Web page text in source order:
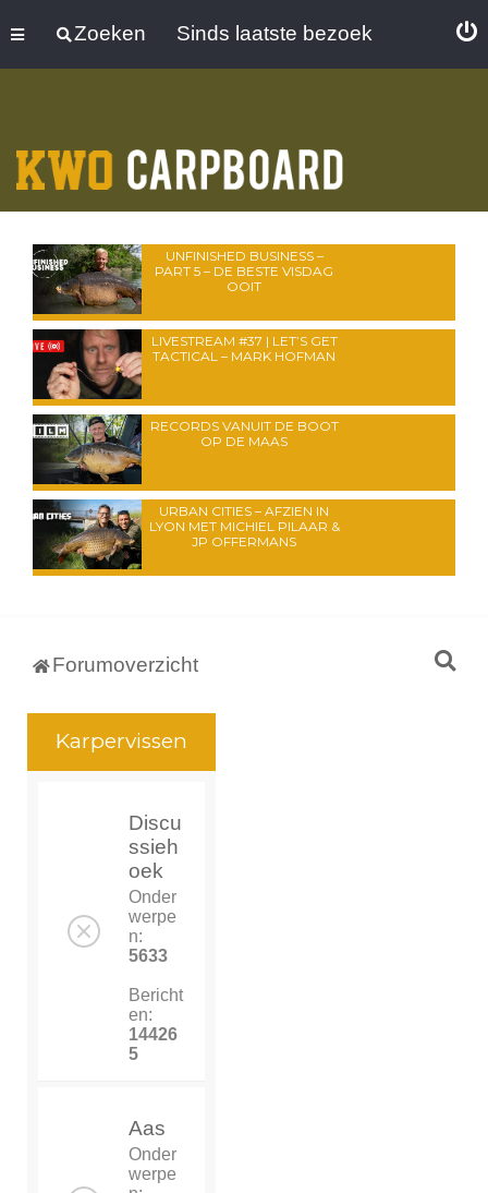
Zoeken Sinds laatste bezoek
UNFINISHED BUSINESS –
PART 5 – DE BESTE VISDAG
OOIT
LIVESTREAM #37 | LET’S GET
TACTICAL – MARK HOFMAN
RECORDS VANUIT DE BOOT
OP DE MAAS
URBAN CITIES – AFZIEN IN
LYON MET MICHIEL PILAAR &
JP OFFERMANS
Forumoverzicht
Z
Karpervissen
Discu
ssieh
oek
Onder
werpe
n:
5633
Bericht
en:
14426
5
Aas
Onder
werpe